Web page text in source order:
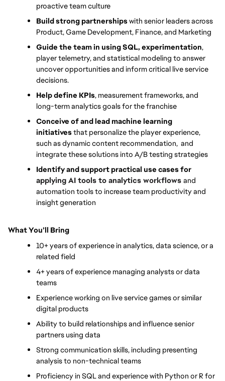
proactive team culture
Build strong partnerships with senior leaders across
Product, Game Development, Finance, and Marketing
Guide the team in using SQL, experimentation,
player telemetry, and statistical modeling to answer
uncover opportunities and inform critical live service
decisions.
Help define KPIs, measurement frameworks, and
long-term analytics goals for the franchise
Conceive of and lead machine learning
initiatives that personalize the player experience,
such as dynamic content recommendation,  and
integrate these solutions into A/B testing strategies
applying AI tools to analytics workflows and
automation tools to increase team productivity and
insight generation
What You’ll Bring
10+ years of experience in analytics, data science, or a
related field
4+ years of experience managing analysts or data
teams
Experience working on live service games or similar
digital products
Ability to build relationships and influence senior
partners using data
Strong communication skills, including presenting
analysis to non-technical teams
Proficiency in SQL and experience with Python or R for